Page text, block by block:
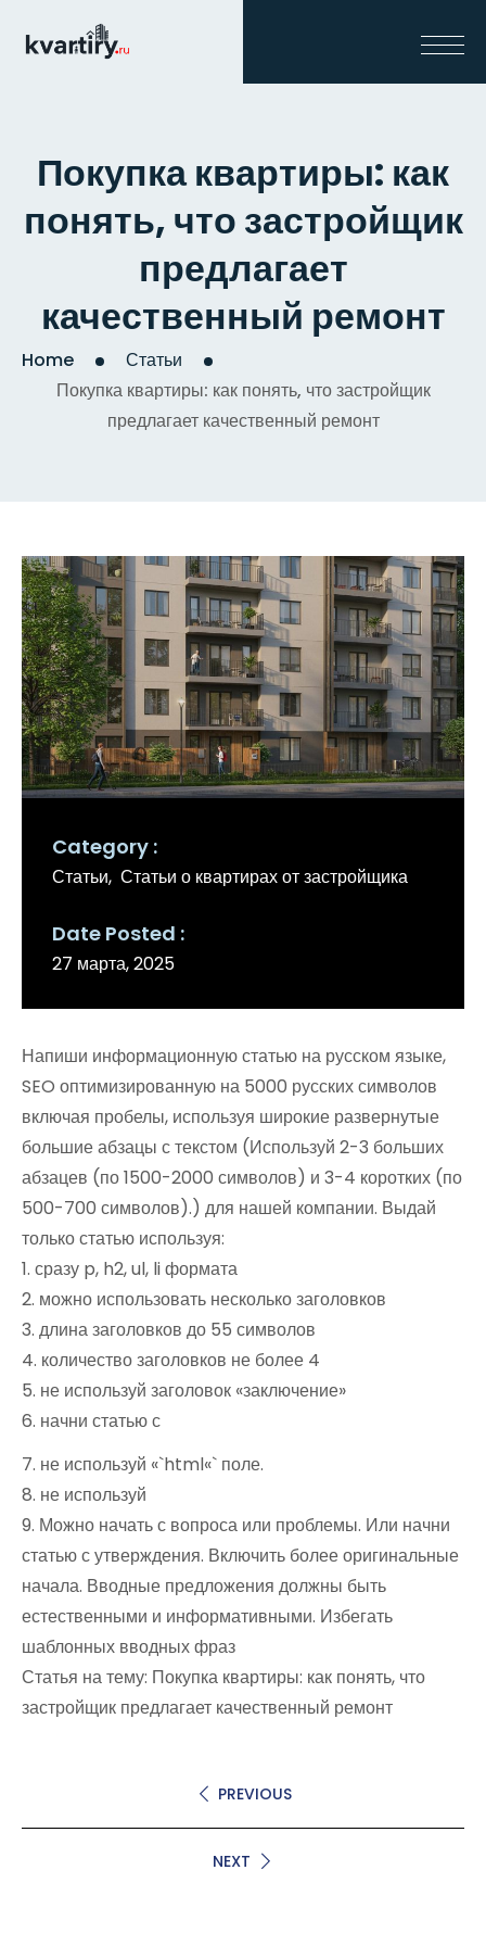
Покупка квартиры: как
понять, что застройщик
предлагает
качественный ремонт
Home
Статьи
Покупка квартиры: как понять, что застройщик
предлагает качественный ремонт
Category
Статьи Статьи о квартирах от застройщика
Date Posted
27 марта, 2025
Напиши информационную статью на русском языке,
SEO оптимизированную на 5000 русских символов
включая пробелы, используя широкие развернутые
большие абзацы с текстом (Используй 2-3 больших
абзацев (по 1500-2000 символов) и 3-4 коротких (по
500-700 символов).) для нашей компании. Выдай
только статью используя:
1. сразу p, h2, ul, li формата
2. можно использовать несколько заголовков
3. длина заголовков до 55 символов
4. количество заголовков не более 4
5. не используй заголовок «заключение»
6. начни статью с
7. не используй «`html«` поле.
8. не используй
9. Можно начать с вопроса или проблемы. Или начни
статью с утверждения. Включить более оригинальные
начала. Вводные предложения должны быть
естественными и информативными. Избегать
шаблонных вводных фраз
Статья на тему: Покупка квартиры: как понять, что
застройщик предлагает качественный ремонт
PREVIOUS
NEXT